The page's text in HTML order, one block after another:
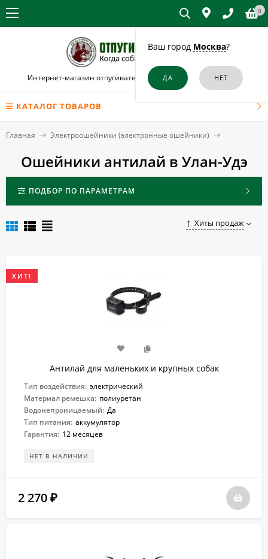
Ваш город Москва?
0
Интернет-магазин отпугивателей собак и кошек в Улан-Удэ
КАТАЛОГ ТОВАРОВ
Главная Электроошейники (электронные ошейники)
Ошейники антилай в Улан-Удэ
ПОДБОР ПО ПАРАМЕТРАМ
Хиты продаж
ХИТ!
Антилай для маленьких и крупных собак
Тип воздействия: электрический
Материал ремешка: полиуретан
Водонепроницаемый: Да
Тип питания: аккумулятор
Гарантия: 12 месяцев
НЕТ В НАЛИЧИИ
2 270 ₽